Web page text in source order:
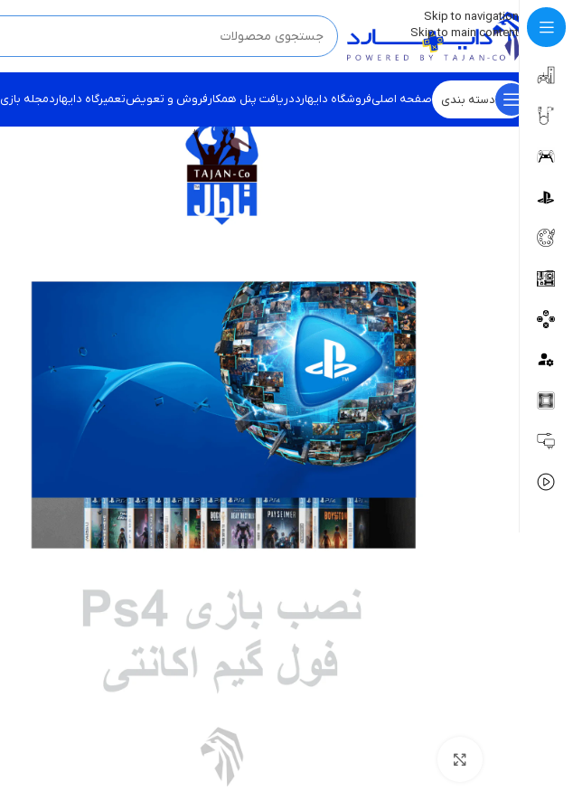
Skip to navigation
Skip to main content
💡برچسب و اسکین کنسول ها بروز شد . . . اینجا کیک کن !
دسته بندی صفحه اصلیفروشگاه دایهارددریافت پنل همکارفروش و تعویضتعمیرگاه دایهاردمجله بازی